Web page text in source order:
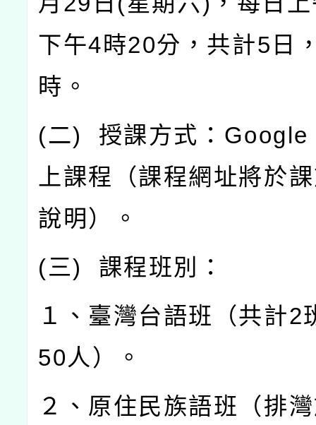
下午4時20分，共計5 日
時。
(二) 授課方式： Google
上課程（課程網址將於
說明）。
(三) 課程班別：
１、臺灣台語班（共計2
50人）。
２、原住民族語班（排